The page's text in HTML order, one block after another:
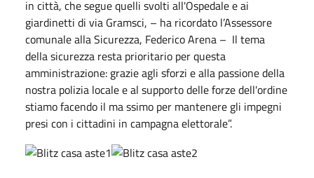
in città, che segue quelli svolti all'Ospedale e ai
giardinetti di via Gramsci, – ha ricordato l’Assessore
comunale alla Sicurezza, Federico Arena – Il tema
della sicurezza resta prioritario per questa
amministrazione: grazie agli sforzi e alla passione della
nostra polizia locale e al supporto delle forze dell'ordine
stiamo facendo il ma ssimo per mantenere gli impegni
presi con i cittadini in campagna elettorale”.